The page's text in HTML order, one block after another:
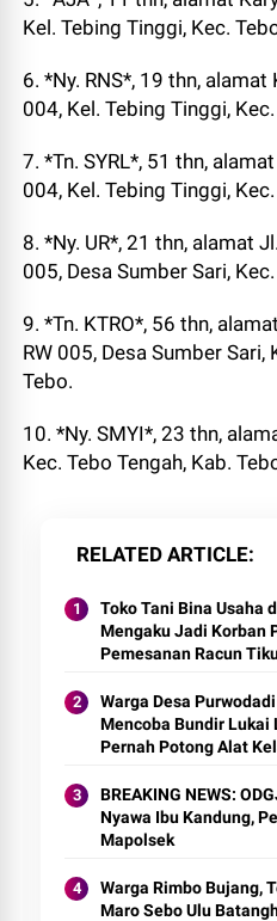
Kel. Tebing Tinggi, Kec.
6. *Ny. RNS*, 19 thn,
004, Kel. Tebing Tinggi,
7. *Tn. SYRL*, 51 thn,
004, Kel. Tebing Tinggi,
8. *Ny. UR*, 21 thn, alamat
005, Desa Sumber Sari,
9. *Tn. KTRO*, 56 thn,
RW 005, Desa Sumber Sari,
Tebo.
10. *Ny. SMYI*, 23 thn,
Kec. Tebo Tengah, Kab.
RELATED ARTICLE
Toko Tani Bina Usaha
Mengaku Jadi Korban
Pemesanan Racun
Warga Desa
Mencoba Bundir Lukai
Pernah Potong Alat
BREAKING NEWS:
Nyawa Ibu Kandung,
Mapolsek
Warga Rimbo Bujang,
Maro Sebo Ulu